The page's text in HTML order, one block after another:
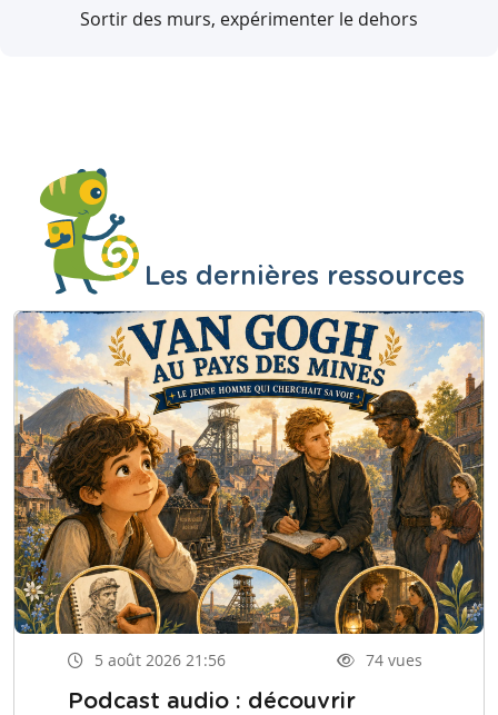
Sortir des murs, expérimenter le dehors
Les dernières ressources
5 août 2026 21:56 74 vues
Podcast audio : découvrir